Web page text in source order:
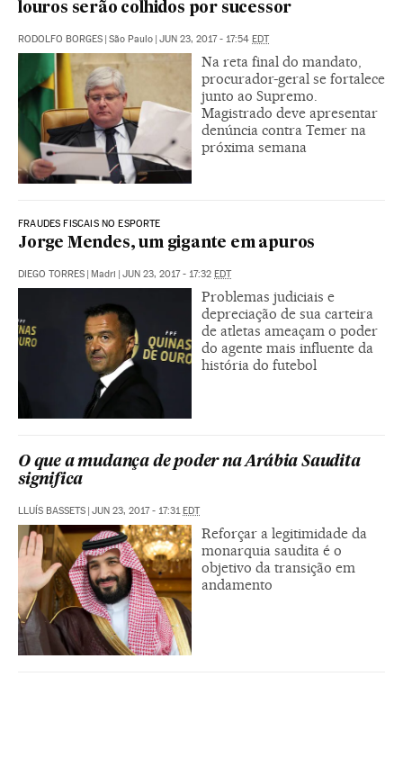
louros serão colhidos por sucessor
RODOLFO BORGES | São Paulo | JUN 23, 2017 - 17:54 EDT
Na reta final do mandato,
procurador-geral se fortalece
junto ao Supremo.
Magistrado deve apresentar
denúncia contra Temer na
próxima semana
FRAUDES FISCAIS NO ESPORTE
Jorge Mendes, um gigante em apuros
DIEGO TORRES | Madri | JUN 23, 2017 - 17:32 EDT
Problemas judiciais e
depreciação de sua carteira
de atletas ameaçam o poder
do agente mais influente da
história do futebol
O que a mudança de poder na Arábia Saudita
significa
LLUÍS BASSETS | JUN 23, 2017 - 17:31EDT
Reforçar a legitimidade da
monarquia saudita é o
objetivo da transição em
andamento